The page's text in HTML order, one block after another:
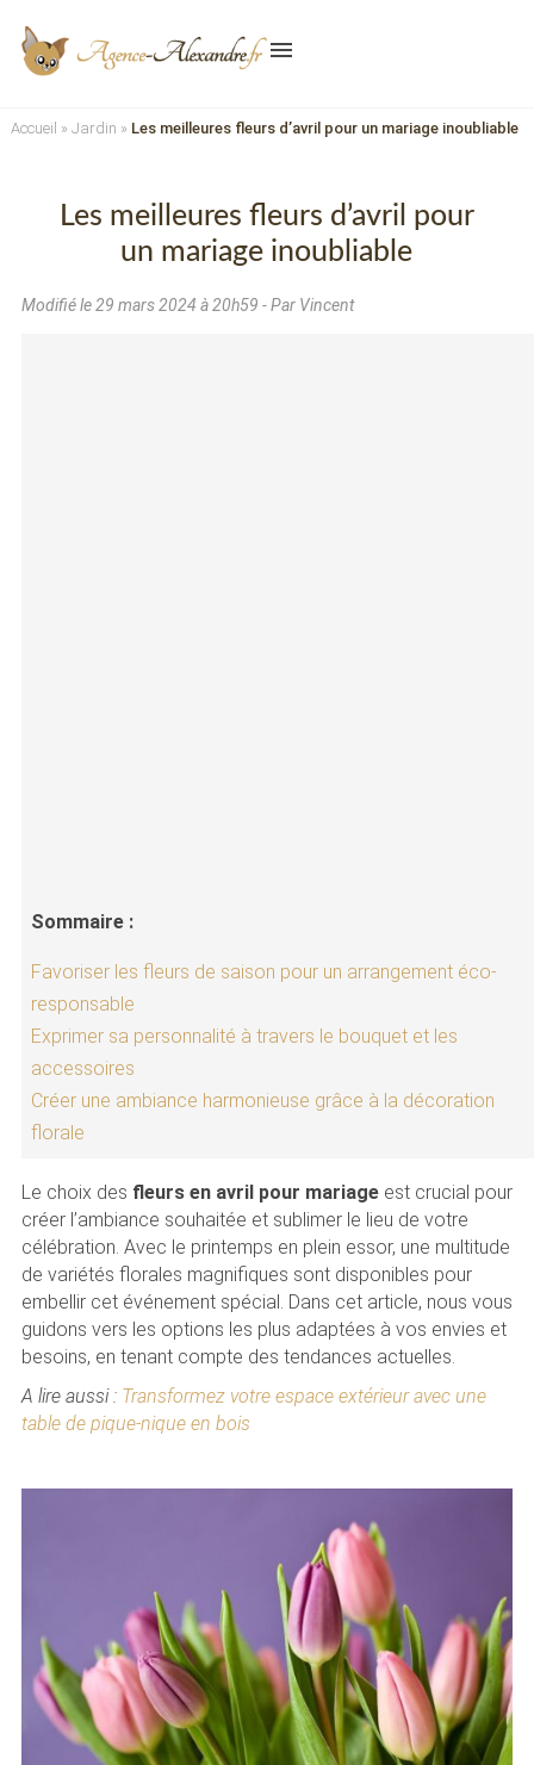
menu
Accueil » Jardin » Les meilleures fleurs d’avril pour un mariage inoubliable
Les meilleures fleurs d’avril pour
un mariage inoubliable
Modifié le29 mars 2024 à 20h59 - Par Vincent
Sommaire :
Favoriser les fleurs de saison pour un arrangement éco-
responsable
Exprimer sa personnalité à travers le bouquet et les
accessoires
Créer une ambiance harmonieuse grâce à la décoration
florale
Le choix des fleurs en avril pour mariageest crucial pour
créer l’ambiance souhaitée et sublimer le lieu de votre
célébration. Avec le printemps en plein essor, une multitude
de variétés florales magnifiques sont disponibles pour
embellir cet événement spécial. Dans cet article, nous vous
guidons vers les options les plus adaptées à vos envies et
besoins, en tenant compte des tendances actuelles.
A lire aussi : Transformez votre espace extérieur avec une
table de pique-nique en bois